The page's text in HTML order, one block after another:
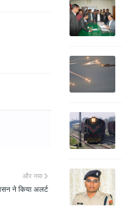
और नया
ने किया अलर्ट